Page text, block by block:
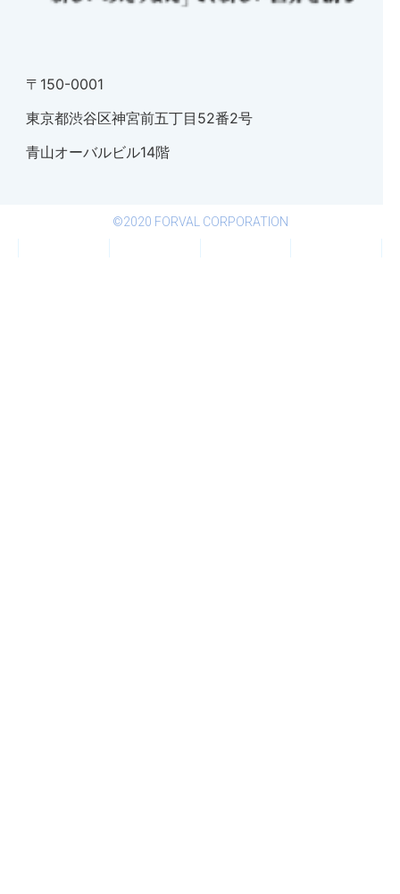
〒150-0001
東京都渋谷区神宮前五丁目52番2号
青山オーバルビル14階
©2020 FORVAL CORPORATION